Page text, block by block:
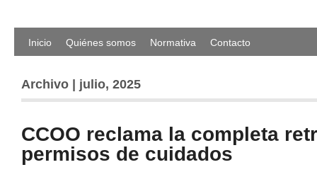
Inicio Quiénes somos Normativa Contacto
Archivo | julio, 2025
CCOO reclama la completa
permisos de cuidados